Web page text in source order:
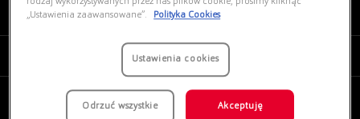
PRODUKTY I USŁUGI
rodzaj wykorzystywanych przez nas plików cookie, prosimy kliknąć
„Ustawienia zaawansowane”.
Polityka Cookies
Ustawienia cookies
Odrzuć wszystkie Akceptuję